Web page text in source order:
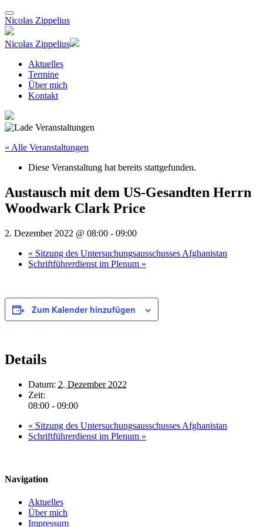
Nicolas Zippelius
Nicolas Zippelius
Aktuelles
Termine
Über mich
Kontakt
« Alle Veranstaltungen
Diese Veranstaltung hat bereits stattgefunden.
Austausch mit dem US-Gesandten Herrn
Woodwark Clark Price
2. Dezember 2022 @ 08:00 - 09:00
« Sitzung des Untersuchungsausschusses Afghanistan
Schriftführerdienst im Plenum »
Zum Kalender hinzufügen
Details
Datum: 2. Dezember 2022
Zeit:
08:00 - 09:00
« Sitzung des Untersuchungsausschusses Afghanistan
Schriftführerdienst im Plenum »
Navigation
Aktuelles
Über mich
Impressum